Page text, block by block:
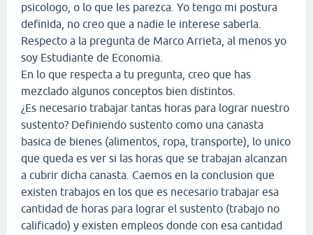
psicologo, o lo que les parezca. Yo tengo mi postura
definida, no creo que a nadie le interese saberla.
Respecto a la pregunta de Marco Arrieta, al menos yo
soy Estudiante de Economia.
En lo que respecta a tu pregunta, creo que has
mezclado algunos conceptos bien distintos.
¿Es necesario trabajar tantas horas para lograr nuestro
sustento? Definiendo sustento como una canasta
basica de bienes (alimentos, ropa, transporte), lo unico
que queda es ver si las horas que se trabajan alcanzan
a cubrir dicha canasta. Caemos en la conclusion que
existen trabajos en los que es necesario trabajar esa
cantidad de horas para lograr el sustento (trabajo no
calificado) y existen empleos donde con esa cantidad